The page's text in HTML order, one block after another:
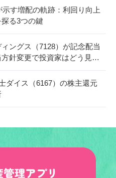
示す増配の軌跡：利回り向上
る3つの鍵
ングス（7128）が記念配当
針変更で投資家はどう見る
ダイス（6167）の株主還元